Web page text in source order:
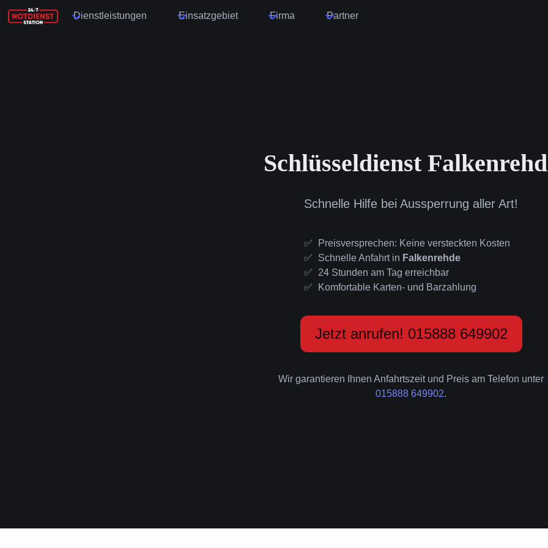
Dienstleistungen Einsatzgebiet Firma Partner
Schlüsseldienst
Schnelle Hilfe bei Aussperrung aller Art!
Preisversprechen: Keine versteckten Kosten
Schnelle Anfahrt in Falkenrehde
24 Stunden am Tag erreichbar
Komfortable Karten- und Barzahlung
Jetzt anrufen! 015888 649902
Wir garantieren Ihnen Anfahrtszeit und Preis am Telefon unter
015888 649902.